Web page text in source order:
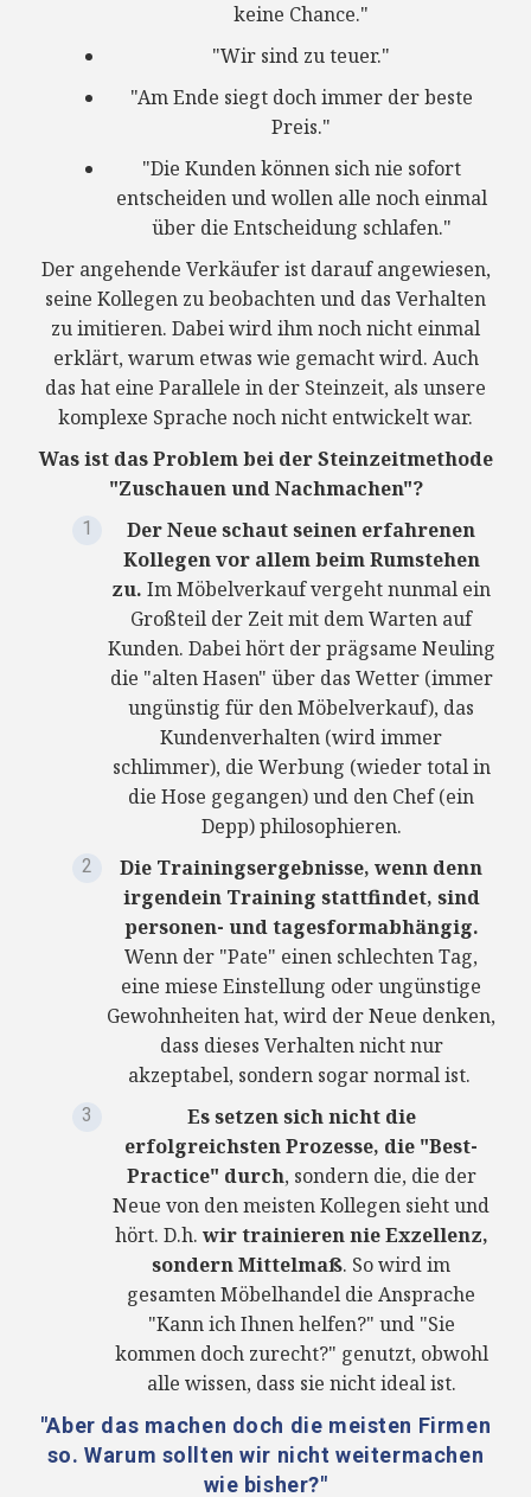
keine Chance."
"Wir sind zu teuer."
"Am Ende siegt doch immer der beste
Preis."
"Die Kunden können sich nie sofort
entscheiden und wollen alle noch einmal
über die Entscheidung schlafen."
Der angehende Verkäufer ist darauf angewiesen,
seine Kollegen zu beobachten und das Verhalten
zu imitieren. Dabei wird ihm noch nicht einmal
erklärt, warum etwas wie gemacht wird. Auch
das hat eine Parallele in der Steinzeit, als unsere
komplexe Sprache noch nicht entwickelt war.
Was ist das Problem bei der Steinzeitmethode
"Zuschauen und Nachmachen"?
Der Neue schaut seinen erfahrenen
Kollegen vor allem beim Rumstehen
zu. Im Möbelverkauf vergeht nunmal ein
Großteil der Zeit mit dem Warten auf
Kunden. Dabei hört der prägsame Neuling
die "alten Hasen" über das Wetter (immer
ungünstig für den Möbelverkauf), das
Kundenverhalten (wird immer
schlimmer), die Werbung (wieder total in
die Hose gegangen) und den Chef (ein
Depp) philosophieren.
Die Trainingsergebnisse, wenn denn
irgendein Training stattfindet, sind
personen- und tagesformabhängig.
Wenn der "Pate" einen schlechten Tag,
eine miese Einstellung oder ungünstige
Gewohnheiten hat, wird der Neue denken,
dass dieses Verhalten nicht nur
akzeptabel, sondern sogar normal ist.
Es setzen sich nicht die
erfolgreichsten Prozesse, die "Best-
Practice" durch, sondern die, die der
Neue von den meisten Kollegen sieht und
hört. D.h. wir trainieren nie Exzellenz,
sondern Mittelmaß. So wird im
gesamten Möbelhandel die Ansprache
"Kann ich Ihnen helfen?" und "Sie
kommen doch zurecht?" genutzt, obwohl
alle wissen, dass sie nicht ideal ist.
"Aber das machen doch die meisten Firmen
so. Warum sollten wir nicht weitermachen
wie bisher?"